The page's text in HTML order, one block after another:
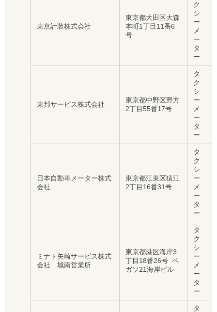
東京計装株式会社
東京都大田区大森
本町1丁目11番6
号
ク
シ
ー
メ
ー
タ
ー
東邦サービス株式会社
東京都中野区野方
2丁目55番17号
タ
ク
シ
ー
メ
ー
タ
ー
日本自動車メーター株式
会社
東京都江東区猿江
2丁目16番31号
タ
ク
シ
ー
メ
ー
タ
ー
ミナト矢崎サービス株式
会社 城南営業所
東京都港区海岸3
丁目18番26号 ペ
ガソ21海岸ビル
タ
ク
シ
ー
メ
ー
タ
ー
タ